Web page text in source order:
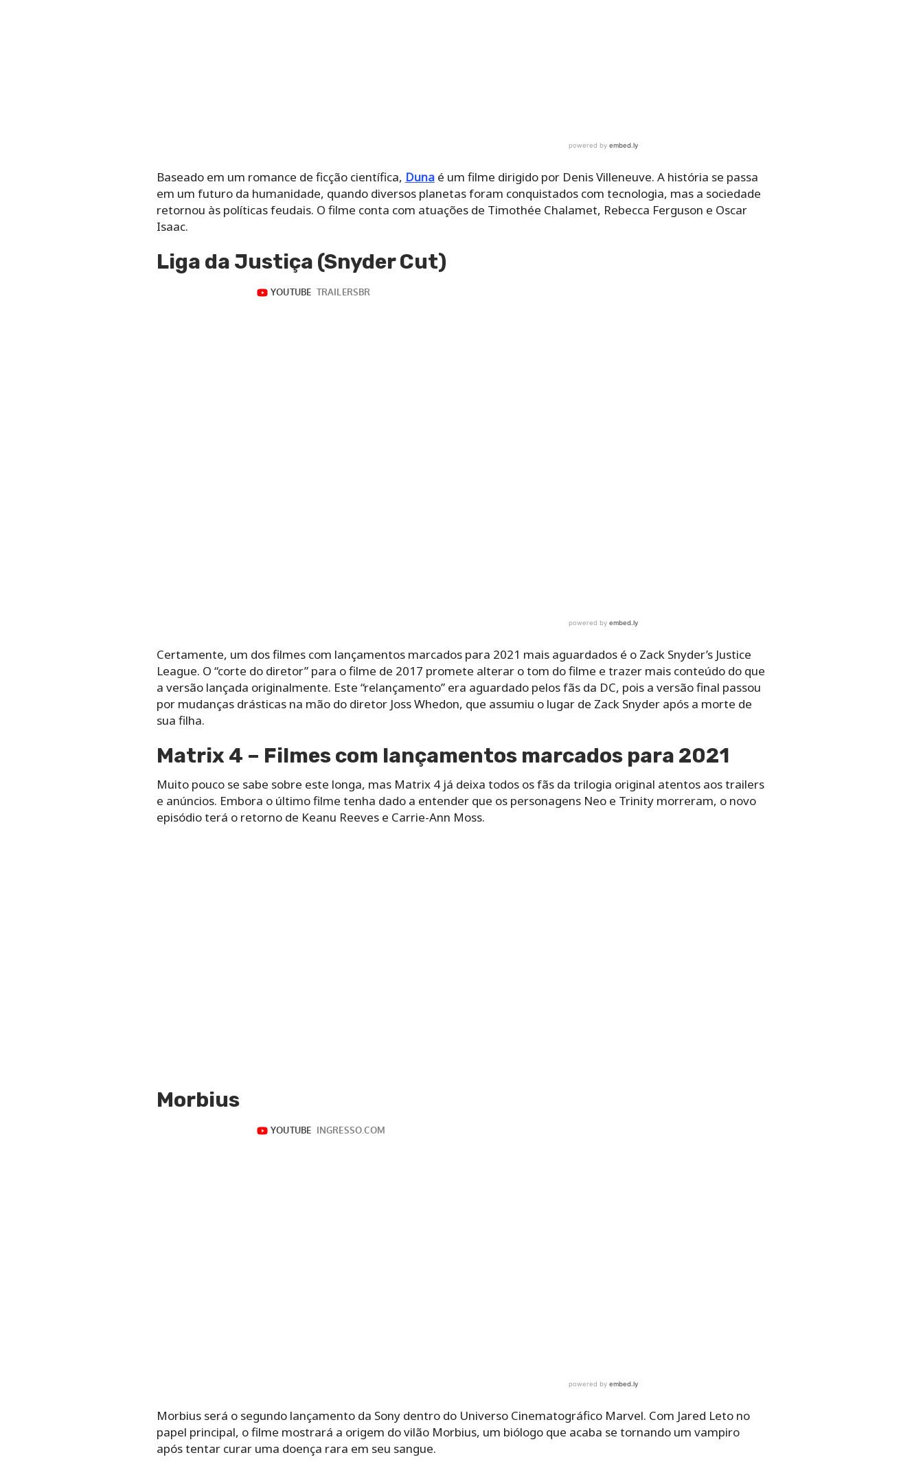
Baseado em um romance de ficção científica, Dunaé um filme dirigido por Denis Villeneuve. A história se passa
em um futuro da humanidade, quando diversos planetas foram conquistados com tecnologia, mas a sociedade
retornou às políticas feudais. O filme conta com atuações de Timothée Chalamet, Rebecca Ferguson e Oscar
Isaac.
Liga da Justiça (Snyder Cut)
Certamente, um dos filmes com lançamentos marcados para 2021 mais aguardados é o Zack Snyder’s Justice
League. O “corte do diretor” para o filme de 2017 promete alterar o tom do filme e trazer mais conteúdo do que
a versão lançada originalmente. Este “relançamento” era aguardado pelos fãs da DC, pois a versão final passou
por mudanças drásticas na mão do diretor Joss Whedon, que assumiu o lugar de Zack Snyder após a morte de
sua filha.
Matrix 4 – Filmes com lançamentos marcados para 2021
Muito pouco se sabe sobre este longa, mas Matrix 4 já deixa todos os fãs da trilogia original atentos aos trailers
e anúncios. Embora o último filme tenha dado a entender que os personagens Neo e Trinity morreram, o novo
episódio terá o retorno de Keanu Reeves e Carrie-Ann Moss.
Morbius
Morbius será o segundo lançamento da Sony dentro do Universo Cinematográfico Marvel. Com Jared Leto no
papel principal, o filme mostrará a origem do vilão Morbius, um biólogo que acaba se tornando um vampiro
após tentar curar uma doença rara em seu sangue.